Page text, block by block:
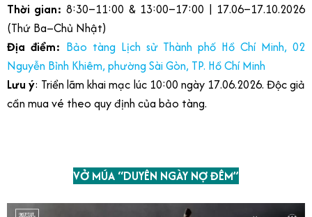
Thời gian: 8:30–11:00 & 13:00–17:00 | 17.06–17.10.2026
(Thứ Ba–Chủ Nhật)
Địa điểm: Bảo tàng Lịch sử Thành phố Hồ Chí Minh, 02
Nguyễn Bỉnh Khiêm, phường Sài Gòn, TP. Hồ Chí Minh
Lưu ý: Triển lãm khai mạc lúc 10:00 ngày 17.06.2026. Độc giả
cần mua vé theo quy định của bảo tàng.
VỞ MÚA “DUYÊN NGÀY NỢ ĐÊM”